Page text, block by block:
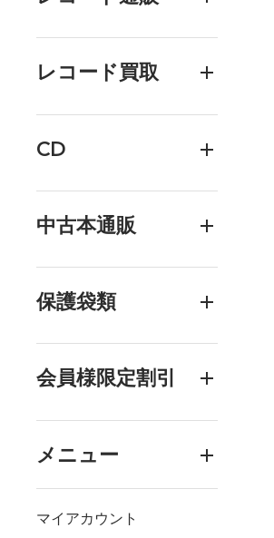
レコード買取
CD
中古本通販
保護袋類
会員様限定割引
メニュー
マイアカウント